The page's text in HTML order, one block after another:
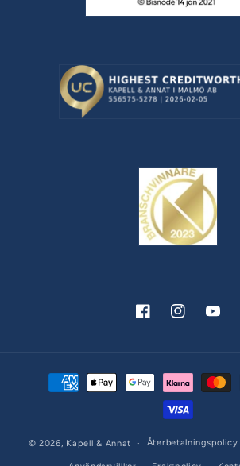
FacebookInstagram
Betalningsmetoder
© 2026, Kapell & Annat Återbetalningspolicy